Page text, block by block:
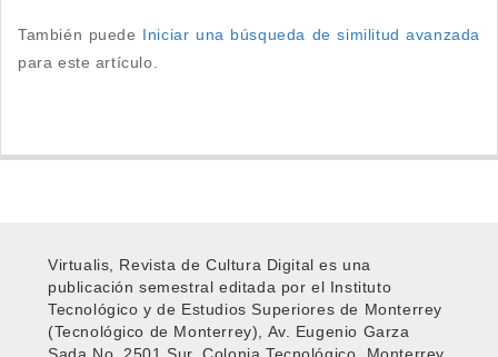
También puede Iniciar una búsqueda de similitud avanzada
para este artículo.
Virtualis, Revista de Cultura Digital es una
publicación semestral editada por el Instituto
Tecnológico y de Estudios Superiores de Monterrey
(Tecnológico de Monterrey), Av. Eugenio Garza